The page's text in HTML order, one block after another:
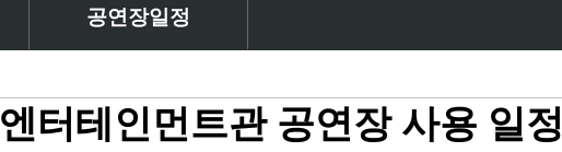
공연장일정
엔터테인먼트관 공연장 사용 일정